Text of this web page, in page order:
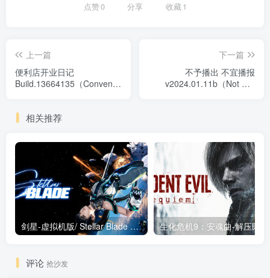
点赞0 分享 收藏1
上一篇
便利店开业日记
Build.13664135（Convenience
下一篇
不予播出 不宜播报
v2024.01.11b（Not For
相关推荐
剑星-虚拟机版/ Stellar Blade v1.4.1|Build.19963153 终极版新补丁 送修改器 免安装中文版
评论 抢沙发